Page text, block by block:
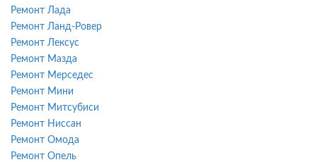
Ремонт Лада
Ремонт Ланд-Ровер
Ремонт Лексус
Ремонт Мазда
Ремонт Мерседес
Ремонт Мини
Ремонт Митсубиси
Ремонт Ниссан
Ремонт Омода
Ремонт Опель